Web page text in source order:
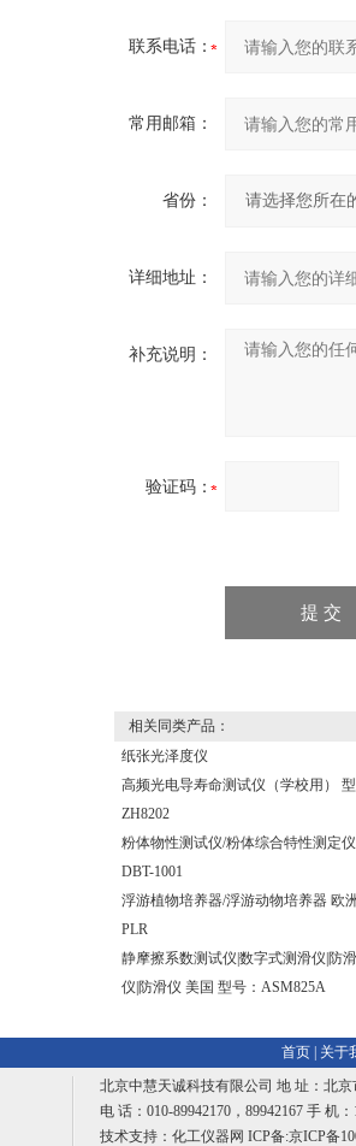
联系电话：
常用邮箱：
省份：
详细地址：
补充说明：
验证码：
相关同类产品：
纸张光泽度仪
高频光电导寿命测试仪（学校用）
ZH8202
粉体物性测试仪/粉体综合特性测定
DBT-1001
浮游植物培养器/浮游动物培养器 欧
PLR
静摩擦系数测试仪|数字式测滑仪|防
仪|防滑仪 美国 型号：ASM825A
首页|
关于
北京中慧天诚科技有限公司 地 址：北
电 话：010-89942170，89942167 手 机
技术支持： 化工仪器网 ICP备:京ICP备